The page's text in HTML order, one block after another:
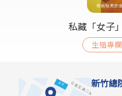
私藏「女子
生殖專欄
新竹總